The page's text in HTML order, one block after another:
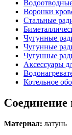
Воронки
Стальные
Чугунные
Чугунные
Чугунные
Аксессуары
Котельное
Соединение
Материал: латунь